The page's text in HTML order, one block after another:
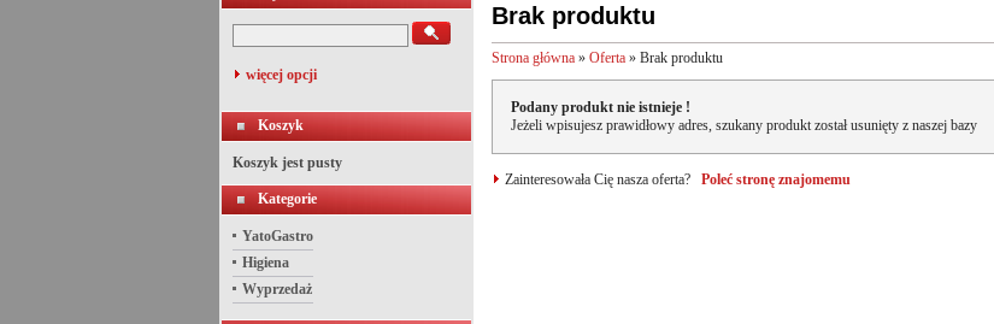
więcej opcji
Koszyk
Koszyk jest pusty
Kategorie
YatoGastro
Higiena
Wyprzedaż
Brak produktu
Strona główna » Oferta » Brak produktu
Podany produkt nie istnieje !
Jeżeli wpisujesz prawidłowy adres, szukany produkt został usunięty z naszej bazy
Zainteresowała Cię nasza oferta? Poleć stronę znajomemu